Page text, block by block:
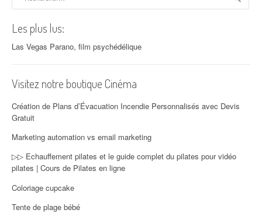
Les plus lus:
Las Vegas Parano, film psychédélique
Visitez notre boutique Cinéma
Création de Plans d’Évacuation Incendie Personnalisés avec Devis
Gratuit
Marketing automation vs email marketing
▷▷ Echauffement pilates et le guide complet du pilates pour vidéo
pilates | Cours de Pilates en ligne
Coloriage cupcake
Tente de plage bébé